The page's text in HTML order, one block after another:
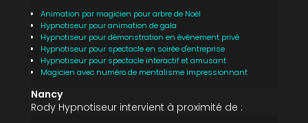
Animation par magicien pour arbre de Noël
Hypnotiseur pour animation de gala
Hypnotiseur pour démonstration en événement privé
Hypnotiseur pour spectacle en soirée d'entreprise
Hypnotiseur pour spectacle interactif et amusant
Magicien avec numéro de mentalisme impressionnant
Nancy
Rody Hypnotiseur intervient à proximité de :